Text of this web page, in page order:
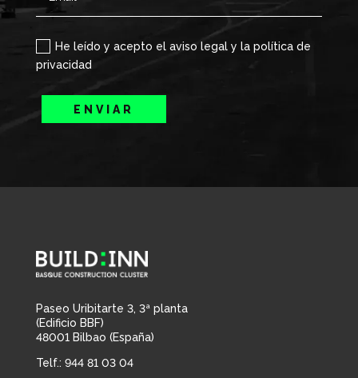
He leído y acepto el aviso legal y la política de
privacidad
ENVIAR
Paseo Uribitarte 3, 3ª planta
(Edificio BBF)
48001 Bilbao (España)
Telf.: 944 81 03 04